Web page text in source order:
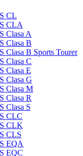
CL
CLA
Clasa A
Clasa B
Clasa B Sports Tourer
Clasa C
Clasa E
Clasa G
Clasa M
Clasa R
Clasa S
CLC
CLK
CLS
EQA
EQC